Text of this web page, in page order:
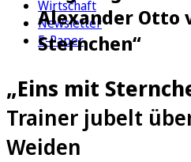
Wirtschaft
Newsletter
E-Paper
Alexander Otto
Sternchen“
„Eins mit
Trainer jubelt
Weiden